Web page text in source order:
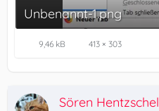
Unbenannt-1.png
9,46 kB 413 × 303
Sören Hentzschel